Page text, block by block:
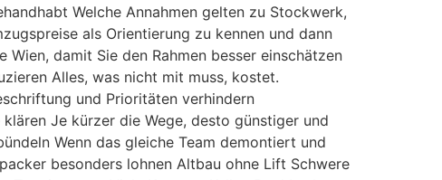
Welche Annahmen gelten zu Stockwerk,
als Orientierung zu kennen und dann
damit Sie den Rahmen besser einschätzen
Alles, was nicht mit muss, kostet.
und Prioritäten verhindern
Je kürzer die Wege, desto günstiger und
Wenn das gleiche Team demontiert und
besonders lohnen Altbau ohne Lift Schwere